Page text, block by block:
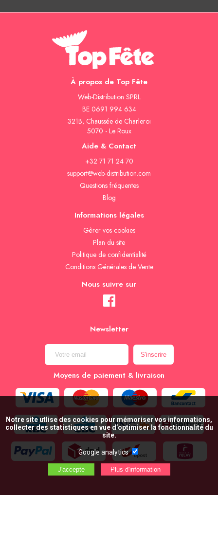
À propos de Top Fête
Web-Distribution SPRL
BE 0691 994 634
321B, Chaussée de Charleroi
5070 - Le Roux
Aide & Contact
+32 71 71 24 70
support@web-distribution.com
Questions fréquentes
Blog
Informations légales
Gèrer vos cookies
Plan du site
Politique de confidentialité
Conditions Générales de Vente
Nous suivre sur
Newsletter
Moyens de paiement & livraison
Notre site utlise des cookies pour mémoriser vos informations,
collecter des statistiques en vue d’optimiser la fonctionnalité du
site.
Google analytics